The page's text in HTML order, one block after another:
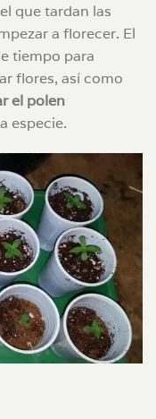
que tardan las
a florecer. El
tiempo para
flores, así como
el polen
especie.